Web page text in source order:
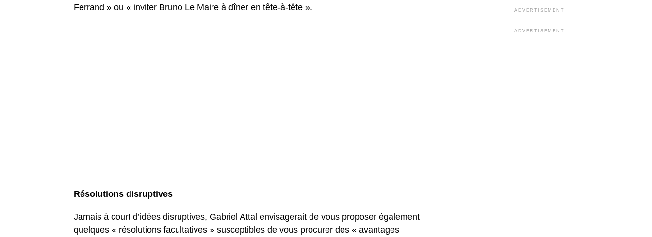
Ferrand » ou « inviter Bruno Le Maire à dîner en tête-à-tête ».
Résolutions disruptives
Jamais à court d’idées disruptives, Gabriel Attal envisagerait de vous proposer également
quelques « résolutions facultatives » susceptibles de vous procurer des « avantages
ADVERTISEMENT
ADVERTISEMENT